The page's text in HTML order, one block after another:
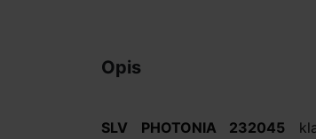
Opis
SLV PHOTONIA 232045